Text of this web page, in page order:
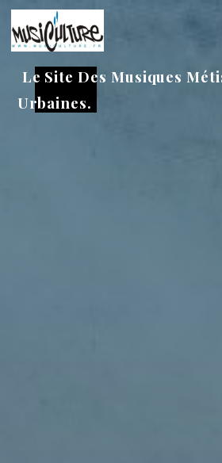
Aller
au
contenu
Le Site Des Musiques
Urbaines.